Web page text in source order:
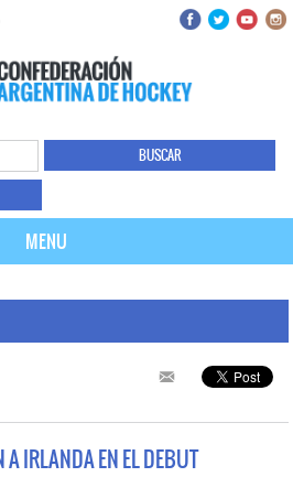
MENU
A IRLANDA EN EL DEBUT